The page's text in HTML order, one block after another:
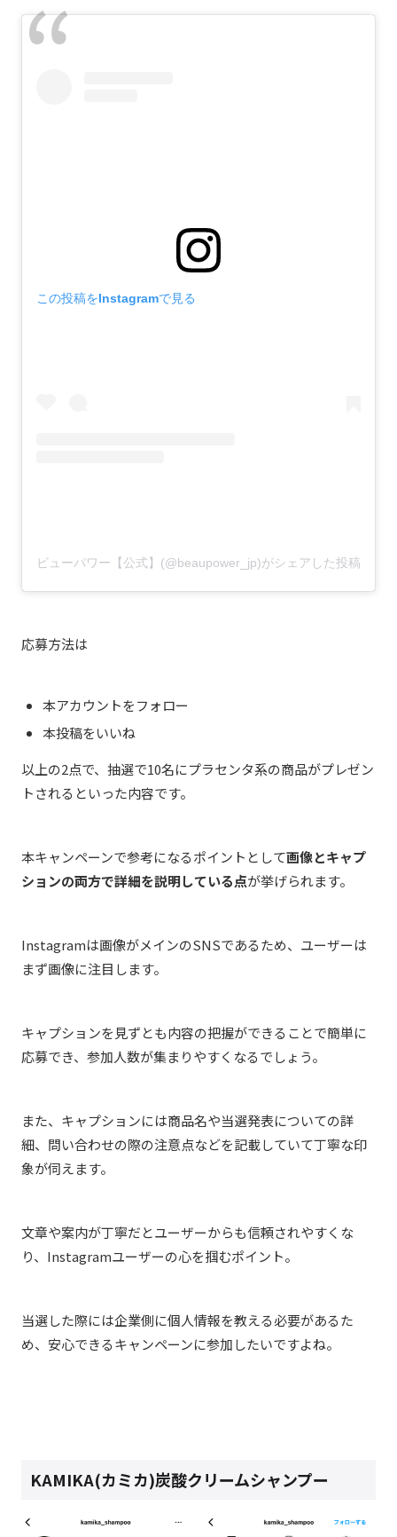
この投稿をInstagramで見る
ビューパワー【公式】(@beaupower_jp)がシェアした投稿
応募方法は
本アカウントをフォロー
本投稿をいいね
以上の2点で、抽選で10名にプラセンタ系の商品がプレゼン
トされるといった内容です。
本キャンペーンで参考になるポイントとして画像とキャプ
ションの両方で詳細を説明している点が挙げられます。
Instagramは画像がメインのSNSであるため、ユーザーは
まず画像に注目します。
キャプションを見ずとも内容の把握ができることで簡単に
応募でき、参加人数が集まりやすくなるでしょう。
また、キャプションには商品名や当選発表についての詳
細、問い合わせの際の注意点などを記載していて丁寧な印
象が伺えます。
文章や案内が丁寧だとユーザーからも信頼されやすくな
り、Instagramユーザーの心を掴むポイント。
当選した際には企業側に個人情報を教える必要があるた
め、安心できるキャンペーンに参加したいですよね。
KAMIKA(カミカ)炭酸クリームシャンプー